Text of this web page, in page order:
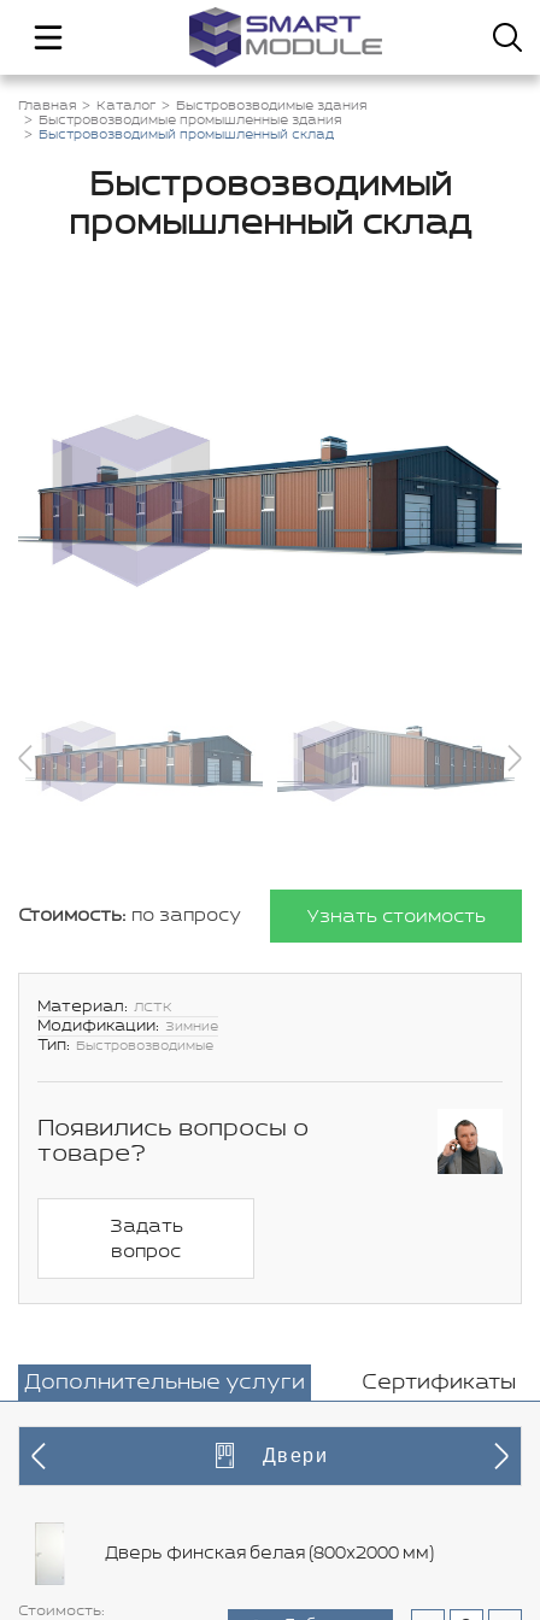
Главная Каталог
Быстровозводимые здания
Быстровозводимые промышленные здания
Быстровозводимый промышленный склад
Быстровозводимый
промышленный склад
Стоимость: по запросу Узнать стоимость
Материал: ЛСТК
Модификации: Зимние
Тип: Быстровозводимые
Появились вопросы о
товаре?
Задать
вопрос
Дополнительные услуги Сертификаты
Двери
Дверь финская белая (800х2000 мм)
Стоимость:
Стоимость:
Стоимость:
Стоимость:
Стоимость:
Стоимость:
Стоимость:
Стоимость:
Стоимость:
Стоимость:
Стоимость:
Стоимость:
Стоимость:
Стоимость: